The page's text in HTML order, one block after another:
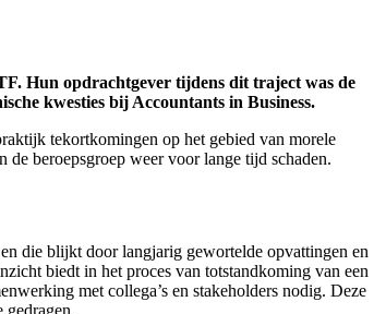
Hun opdrachtgever tijdens dit traject was de
kwesties bij Accountants in Business.
tekortkomingen op het gebied van morele
beroepsgroep weer voor lange tijd schaden.
die blijkt door langjarig gewortelde opvattingen en
biedt in het proces van totstandkoming van een
met collega’s en stakeholders nodig. Deze
gedragen.